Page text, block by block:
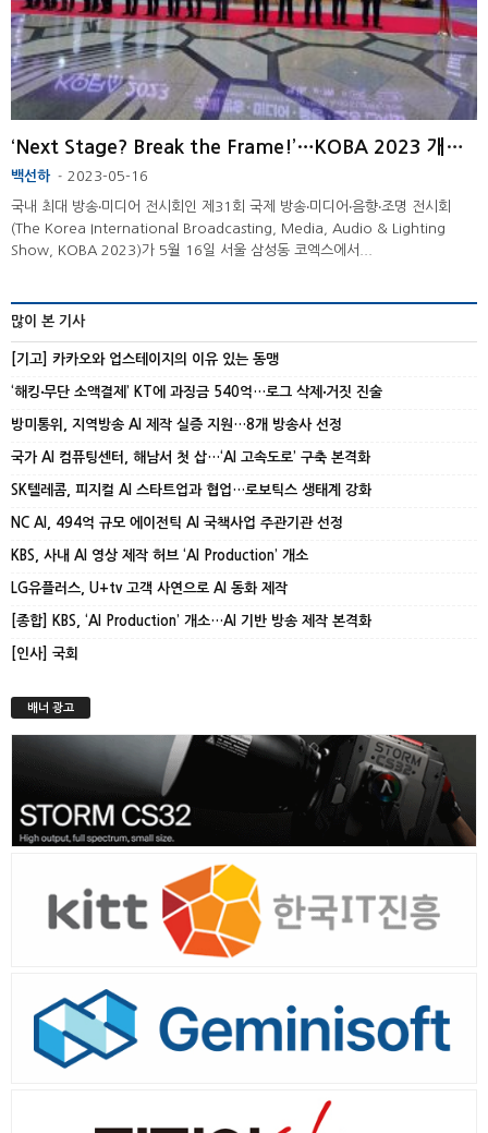
‘Next Stage? Break the Frame!’…KOBA 2023 개막 ...
백선하 - 2023-05-16
국내 최대 방송‧미디어 전시회인 제31회 국제 방송‧미디어‧음향‧조명 전시회
(The Korea International Broadcasting, Media, Audio & Lighting
Show, KOBA 2023)가 5월 16일 서울 삼성동 코엑스에서...
많이 본 기사
[기고] 카카오와 업스테이지의 이유 있는 동맹
‘해킹‧무단 소액결제’ KT에 과징금 540억…로그 삭제‧거짓 진술
방미통위, 지역방송 AI 제작 실증 지원…8개 방송사 선정
국가 AI 컴퓨팅센터, 해남서 첫 삽…‘AI 고속도로’ 구축 본격화
SK텔레콤, 피지컬 AI 스타트업과 협업…로보틱스 생태계 강화
NC AI, 494억 규모 에이전틱 AI 국책사업 주관기관 선정
KBS, 사내 AI 영상 제작 허브 ‘AI Production’ 개소
LG유플러스, U+tv 고객 사연으로 AI 동화 제작
[종합] KBS, ‘AI Production’ 개소…AI 기반 방송 제작 본격화
[인사] 국회
배너 광고